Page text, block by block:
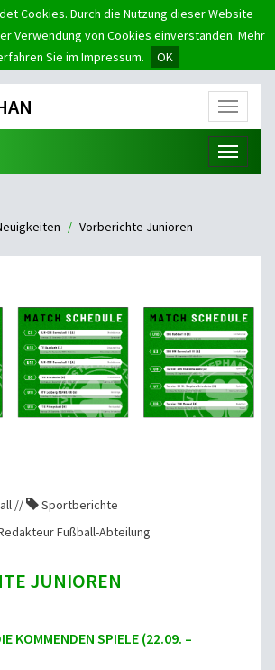
Cookies. Durch die Nutzung dieser Website
Verwendung von Cookies einverstanden. Mehr
Sie im Impressum.
OK
Menü
Menü
Vorberichte Junioren
//
Sportberichte
Fußball-Abteilung
JUNIOREN
KOMMENDEN SPIELE (22.09. –